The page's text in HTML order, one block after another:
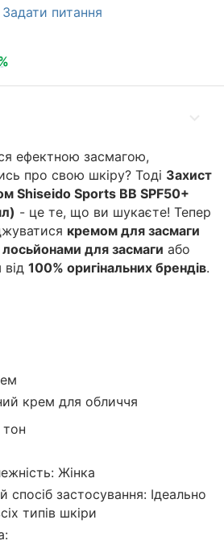
Задати питання
ефектною засмагою,
про свою шкіру? Тоді Захист
Shiseido Sports BB SPF50+
- це те, що ви шукаєте! Тепер
кремом для засмаги
лосьйонами для засмаги або
від 100% оригінальних брендів.
крем для обличчя
тон
Жінка
спосіб застосування: Ідеально
типів шкіри